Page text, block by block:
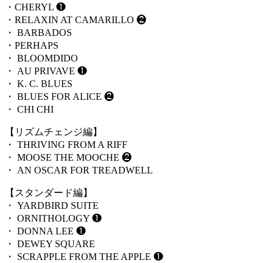
・CHERYL ❶
・RELAXIN AT CAMARILLO ❷
・ BARBADOS
・PERHAPS
・ BLOOMDIDO
・ AU PRIVAVE ❶
・ K. C. BLUES
・ BLUES FOR ALICE ❷
・ CHI CHI
【リズムチェンジ編】
・ THRIVING FROM A RIFF
・ MOOSE THE MOOCHE ❷
・ AN OSCAR FOR TREADWELL
【スタンダード編】
・ YARDBIRD SUITE
・ ORNITHOLOGY ❶
・ DONNA LEE ❶
・ DEWEY SQUARE
・ SCRAPPLE FROM THE APPLE ❶